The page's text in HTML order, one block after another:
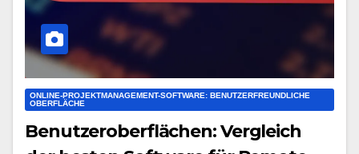
ONLINE-PROJEKTMANAGEMENT-SOFTWARE: BENUTZERFREUNDLICHE
OBERFLÄCHE
Benutzeroberflächen: Vergleich